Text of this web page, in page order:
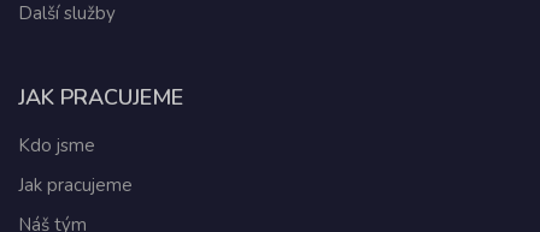
Další služby
JAK PRACUJEME
Kdo jsme
Jak pracujeme
Náš tým